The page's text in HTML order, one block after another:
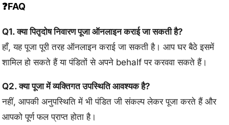
❓FAQ
Q1. क्या पितृदोष निवारण पूजा ऑनलाइन कराई जा सकती है?
हाँ, यह पूजा पूरी तरह ऑनलाइन कराई जा सकती है। आप घर बैठे इसमें
शामिल हो सकते हैं या पंडितों से अपने behalf पर करववा सकते हैं।
Q2. क्या पूजा में व्यक्तिगत उपस्थिति आवश्यक है?
नहीं, आपकी अनुपस्थिति में भी पंडित जी संकल्प लेकर पूजा करते हैं और
आपको पूर्ण फल प्राप्त होता है।